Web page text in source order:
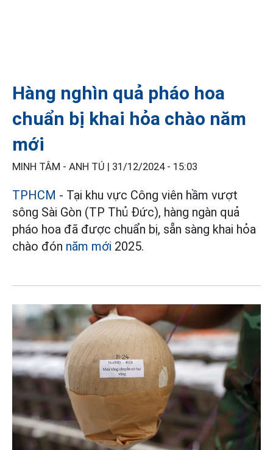
Hàng nghìn quả pháo hoa
chuẩn bị khai hỏa chào năm
mới
MINH TÂM - ANH TÚ | 31/12/2024 - 15:03
TPHCM - Tại khu vực Công viên hầm vượt
sông Sài Gòn (TP Thủ Đức), hàng ngàn quả
pháo hoa đã được chuẩn bị, sẵn sàng khai hỏa
chào đón năm mới 2025.